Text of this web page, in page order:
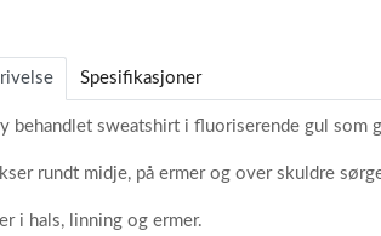
Spesifikasjoner
behandlet sweatshirt i fluoriserende gul som
rundt midje, på ermer og over skuldre
i hals, linning og ermer.